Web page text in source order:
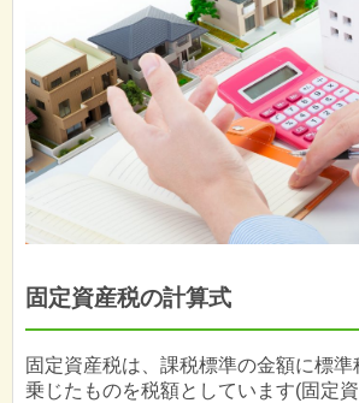
固定資産税の計算式
固定資産税は、課税標準の金額に標
乗じたものを税額としています(固定